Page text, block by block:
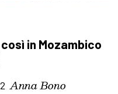
in Mozambico
Anna Bono